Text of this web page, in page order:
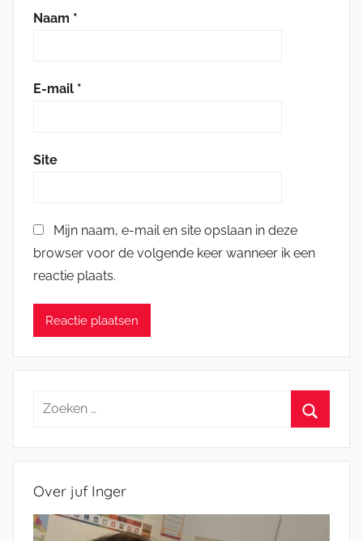
Naam *
E-mail *
Site
Mijn naam, e-mail en site opslaan in deze
browser voor de volgende keer wanneer ik een
reactie plaats.
Zoeken
Over juf Inger